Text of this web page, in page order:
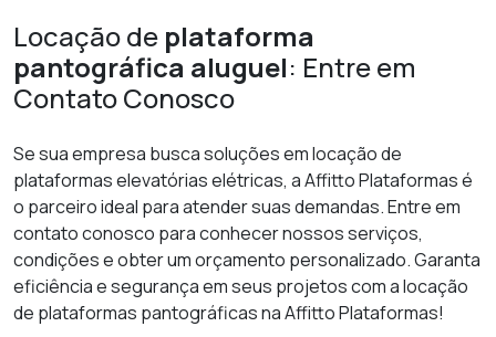
Locação de plataforma
pantográfica aluguel: Entre em
Contato Conosco
Se sua empresa busca soluções em locação de
plataformas elevatórias elétricas, a Affitto Plataformas é
o parceiro ideal para atender suas demandas. Entre em
contato conosco para conhecer nossos serviços,
condições e obter um orçamento personalizado. Garanta
eficiência e segurança em seus projetos com a locação
de plataformas pantográficas na Affitto Plataformas!